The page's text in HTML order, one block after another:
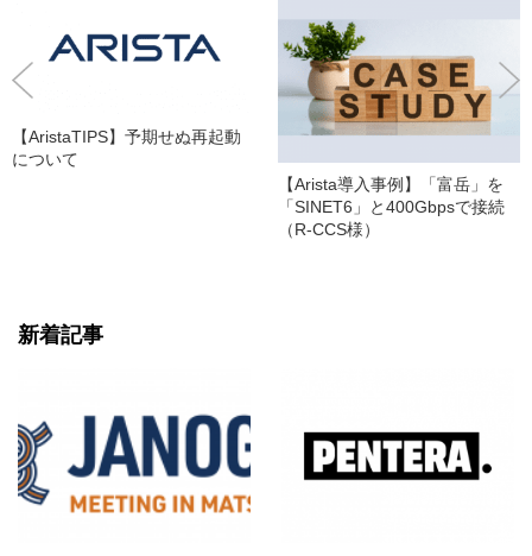
【AristaTIPS】予期せぬ再起動
について
【Arista導入事例】「富岳」を
「SINET6」と400Gbpsで接続
（R-CCS様）
新着記事